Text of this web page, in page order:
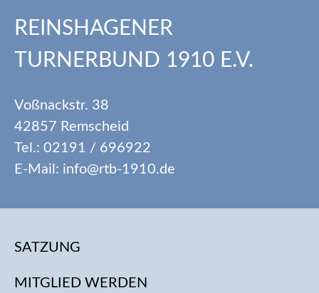
REINSHAGENER
TURNERBUND 1910 E.V.
Voßnackstr. 38
42857 Remscheid
Tel.: 02191 / 696922
E-Mail: info@rtb-1910.de
SATZUNG
MITGLIED WERDEN